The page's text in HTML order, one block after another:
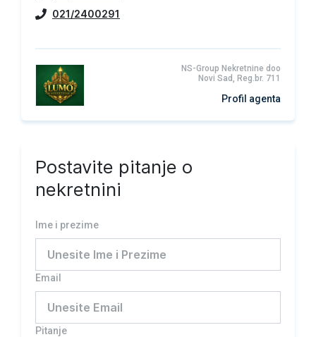
021/2400291
NS-Group Nekretnine doo
Novi Sad, Reg.br. 711
Profil agenta
Postavite pitanje o
nekretnini
Ime i prezime
Email
Pitanje